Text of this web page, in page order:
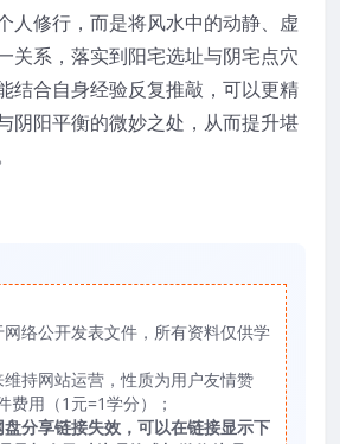
人修行，而是将风水中的动静、虚
关系，落实到阳宅选址与阴宅点穴
结合自身经验反复推敲，可以更精
阴阳平衡的微妙之处，从而提升堪
网络公开发表文件，所有资料仅供学
维持网站运营，性质为用户友情赞
费用（1元=1学分）；
分享链接失效，可以在链接显示下